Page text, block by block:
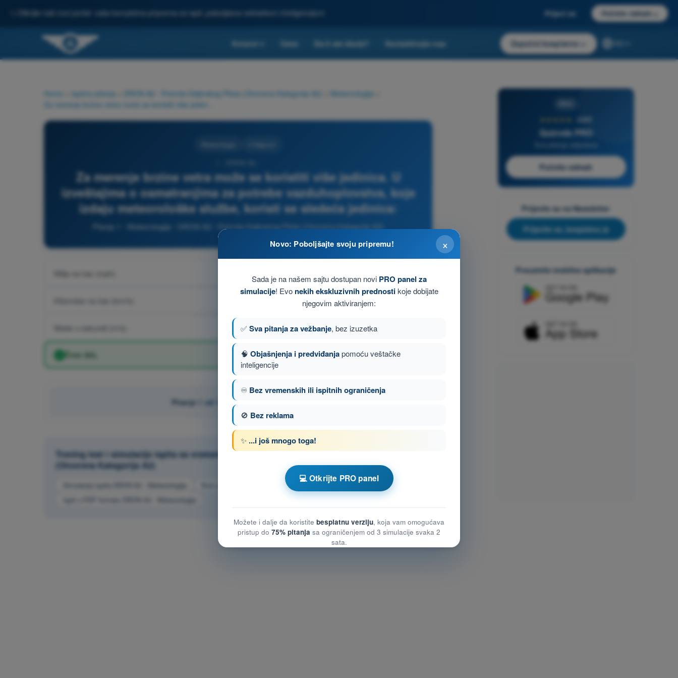
Otkrijte naš novi portal: vaša kompletna priprema za ispit, poboljšana veštačkom inteligencijom Prijavi se Počnite odmah
Kvizovi Cene Da li ste škola? Kontaktirajte nas Započni besplatno
Home Ispitna pitanja DRON A2 - Potvrda Daljinskog Pilota (Otvorena Kategorija A2) Meteorologija
Za merenje brzine vetra može se koristiti više jedinica. U
izveštajima o osmatranjima za potrebe vazduhoplovstva, koje
izdaju meteorološke službe, koristi se sledeća jedinica:
Pitanje 1 - Meteorologija - DRON A2 - Potvrda Daljinskog Pilota (Otvorena Kategorija A2)
Milja na čas (mph).
Čvor (kt).
Pitanje 1 od 137
Trening test i simulacije ispita sa vremenom DRON A2 - Potvrda Daljinskog Pilota
(Otvorena Kategorija A2)
Simulacija ispita DRON A2 - Meteorologija
Kviz za vežbanje DRON A2 - Meteorologija
Ispit u PDF formatu DRON A2 - Meteorologija
4,6/5
Quizvds PRO
Počnite odmah
Prijavite se na Newsletter
Prijavite se, besplatno je
Preuzmite mobilne aplikacije
×
Novo: Poboljšajte svoju pripremu!
Sada je na našem sajtu dostupan novi PRO panel za
simulacije! Evo nekih ekskluzivnih prednostikoje dobijate
njegovim aktiviranjem:
✅Sva pitanja za vežbanje, bez izuzetka
🧠 Objašnjenja i predviđanjapomoću veštačke
inteligencije
♾️ Bez vremenskih ili ispitnih ograničenja
🚫 Bez reklama
✨ ...i još mnogo toga!
💻 Otkrijte PRO panel
Možete i dalje da koristite besplatnu verziju, koja vam omogućava
pristup do 75% pitanja sa ograničenjem od 3 simulacije svaka 2
sata.